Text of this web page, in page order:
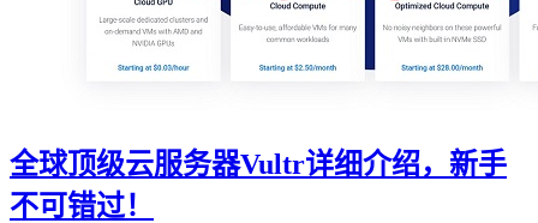
全球顶级云服务器Vultr详细介绍，新手
不可错过！